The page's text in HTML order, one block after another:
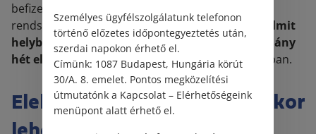
befizetéséről szóló igazolást és a régi
rendszámtáblákat. Az új, nevünkre kiállított fo
rgalmit
helyben megkapjuk
, atörzskönyvért pedig néhány
hét elteltével jelentkezhetünka kormányablakban.
Elektronikus ügyintézés: mikor
Személyes ügyfélszolgálatunk telefonon
történő előzetes időpontegyeztetés után,
szerdai napokon érhető el.
Címünk: 1087 Budapest, Hungária körút
30/A. 8. emelet. Pontos megközelítési
útmutatónk a Kapcsolat – Elérhetőségeink
menüpont alatt érhető el.